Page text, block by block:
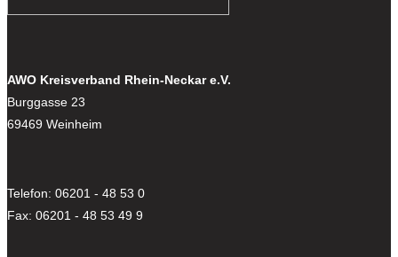
AWO Kreisverband Rhein-Neckar e.V.
Burggasse 23
69469 Weinheim
Telefon: 06201 - 48 53 0
Fax: 06201 - 48 53 49 9